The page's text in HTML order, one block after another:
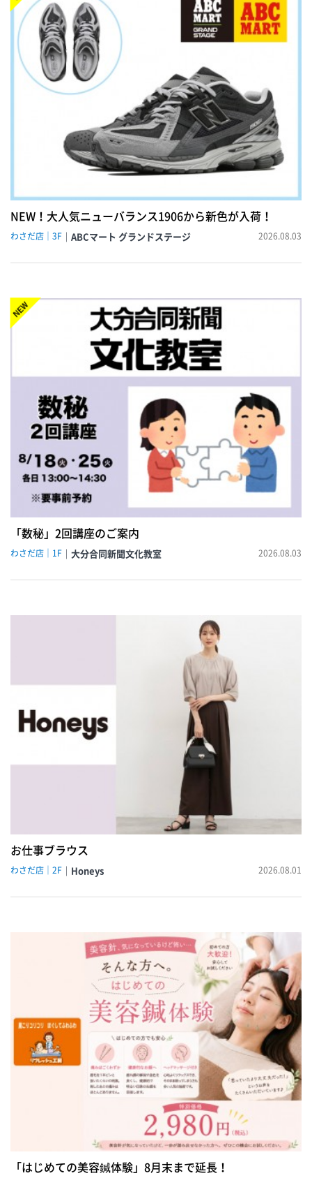
NEW！大人気ニューバランス1906から新色が入荷！
わさだ店｜3F 2026.08.03
ABCマート グランドステージ
「数秘」2回講座のご案内
わさだ店｜1F 2026.08.03
大分合同新聞文化教室
お仕事ブラウス
わさだ店｜2F 2026.08.01
Honeys
「はじめての美容鍼体験」8月末まで延長！